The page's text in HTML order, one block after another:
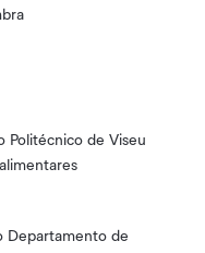
Politécnico de Viseu
Departamento de